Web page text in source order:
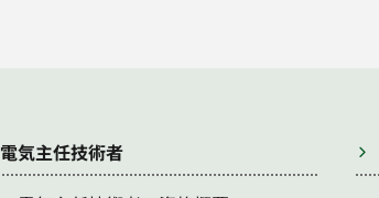
電気主任技術者